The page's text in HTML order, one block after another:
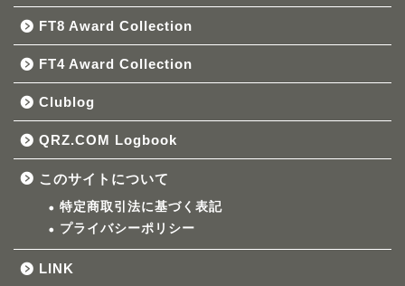
FT8 Award Collection
FT4 Award Collection
Clublog
QRZ.COM Logbook
このサイトについて
特定商取引法に基づく表記
プライバシーポリシー
LINK